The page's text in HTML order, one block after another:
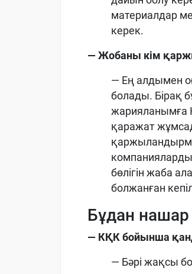
материалдар
керек.
— Жобаны кім
— Ең алдымен
болады. Бірақ
жарияланымға
қаражат
бөлігін жаба
болжанған
Бұдан
— КҚК бойынша
— Бәрі жақсы